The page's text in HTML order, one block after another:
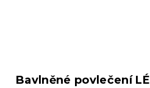
Bavlněné povlečení